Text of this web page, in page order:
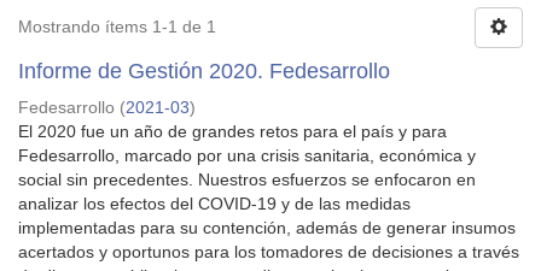
Mostrando ítems 1-1 de 1
Informe de Gestión 2020. Fedesarrollo
Fedesarrollo (2021-03)
El 2020 fue un año de grandes retos para el país y para
Fedesarrollo, marcado por una crisis sanitaria, económica y
social sin precedentes. Nuestros esfuerzos se enfocaron en
analizar los efectos del COVID-19 y de las medidas
implementadas para su contención, además de generar insumos
acertados y oportunos para los tomadores de decisiones a través